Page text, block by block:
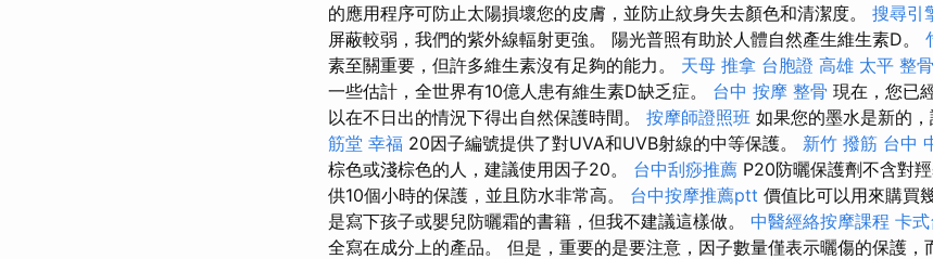
的應用程序可防止太陽損壞您的皮膚，並防止紋身失去顏色和清潔度。 搜尋引
屏蔽較弱，我們的紫外線輻射更強。 陽光普照有助於人體自然產生維生素D。
素至關重要，但許多維生素沒有足夠的能力。 天母 推拿 台胞證 高雄 太平 整骨
一些估計，全世界有10億人患有維生素D缺乏症。 台中 按摩 整骨 現在，您已
以在不日出的情況下得出自然保護時間。 按摩師證照班 如果您的墨水是新的
筋堂 幸福 20因子編號提供了對UVA和UVB射線的中等保護。 新竹 撥筋 台中
棕色或淺棕色的人，建議使用因子20。 台中刮痧推薦 P20防曬保護劑不含對
供10個小時的保護，並且防水非常高。 台中按摩推薦ptt 價值比可以用來購買
是寫下孩子或嬰兒防曬霜的書籍，但我不建議這樣做。 中醫經絡按摩課程 卡
全寫在成分上的產品。 但是，重要的是要注意，因子數量僅表示曬傷的保護